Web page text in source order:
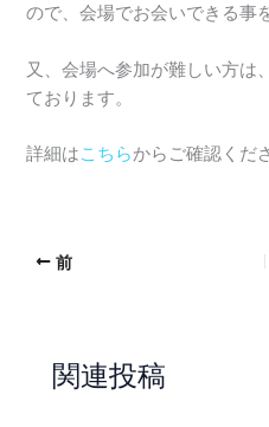
ので、会場でお会いできる事
又、会場へ参加が難しい方は
ております。
詳細はこちらからご確認くだ
前
関連投稿